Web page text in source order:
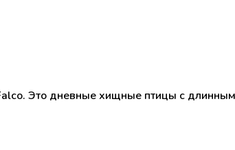
Это дневные хищные птицы с